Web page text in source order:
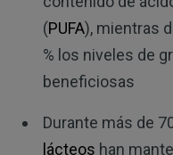
(PUFA), mientras
% los niveles de
beneficiosas
Durante más de
lácteos han